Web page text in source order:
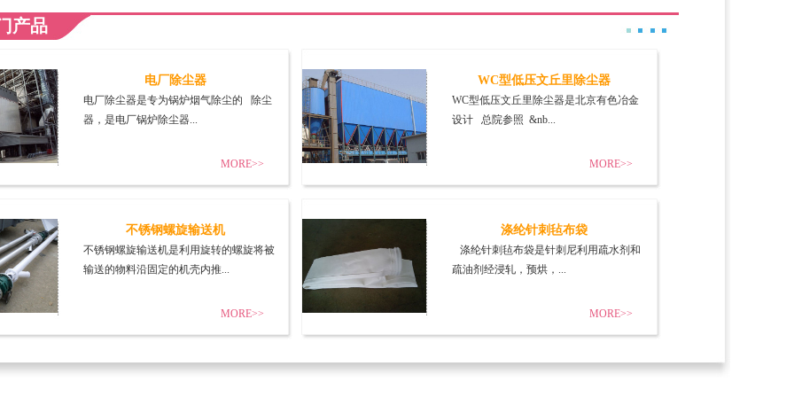
产品
电厂除尘器
电厂除尘器是专为锅炉烟气除尘的 除尘
器，是电厂锅炉除尘器...
MORE>>
WC型低压文丘里除尘器
WC型低压文丘里除尘器是北京有色冶金
设计 总院参照 &nb...
MORE>>
不锈钢螺旋输送机
不锈钢螺旋输送机是利用旋转的螺旋将被
输送的物料沿固定的机壳内推...
MORE>>
涤纶针刺毡布袋
涤纶针刺毡布袋是针刺尼利用疏水剂和
疏油剂经浸轧，预烘，...
MORE>>